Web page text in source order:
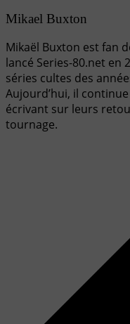
Mikael Buxton
Mikaël Buxton est fan
lancé Series-80.net en
séries cultes des
Aujourd’hui, il
écrivant sur leurs
tournage.